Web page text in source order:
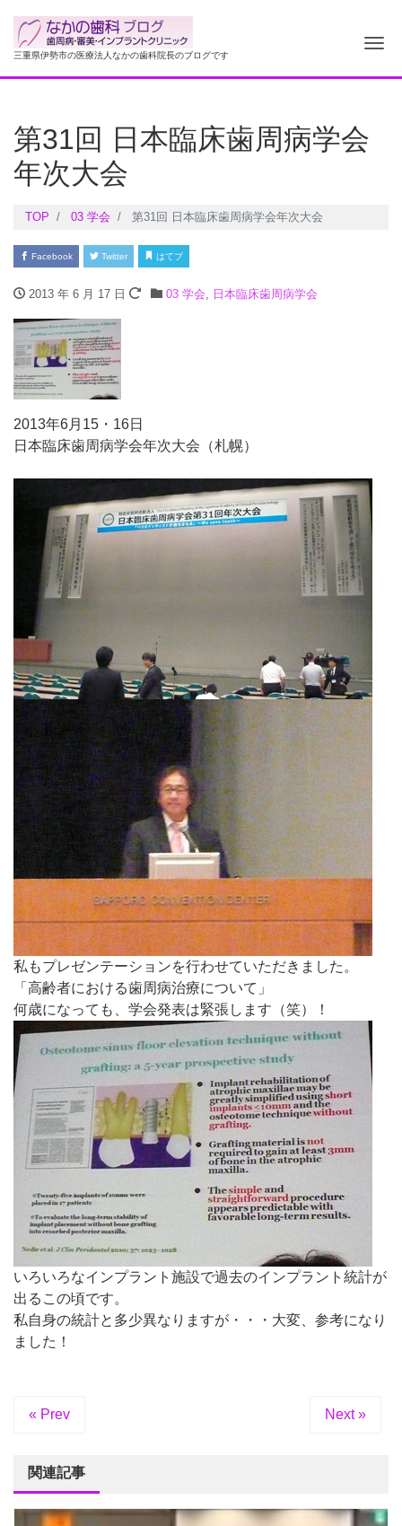
三重県伊勢市の医療法人なかの歯科院長のブログです ナ
第31回 日本臨床歯周病学会
年次大会
TOP 03 学会 第31回 日本臨床歯周病学会年次大会
Facebook Twitter はてブ
2013 年 6 月 17 日 03 学会 日本臨床歯周病学会
2013年6月15・16日
日本臨床歯周病学会年次大会（札幌）
私もプレゼンテーションを行わせていただきました。
「高齢者における歯周病治療について」
何歳になっても、学会発表は緊張します（笑）！
いろいろなインプラント施設で過去のインプラント統計が
出るこの頃です。
私自身の統計と多少異なりますが・・・大変、参考になり
ました！
« Prev Next »
関連記事